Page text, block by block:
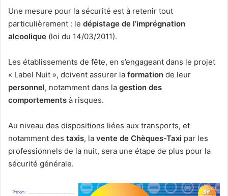
Une mesure pour la sécurité est à retenir tout
particulièrement : le dépistage de l’imprégnation
alcoolique (loi du 14/03/2011).
Les établissements de fête, en s’engageant dans le projet
« Label Nuit », doivent assurer la formation de leur
personnel, notamment dans la gestion des
comportements à risques.
Au niveau des dispositions liées aux transports, et
notamment des taxis, la vente de Chèques-Taxi par les
professionnels de la nuit, sera une étape de plus pour la
sécurité générale.